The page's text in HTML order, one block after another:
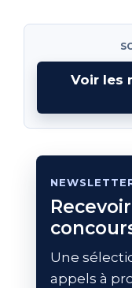
Voir les
Une
appels à